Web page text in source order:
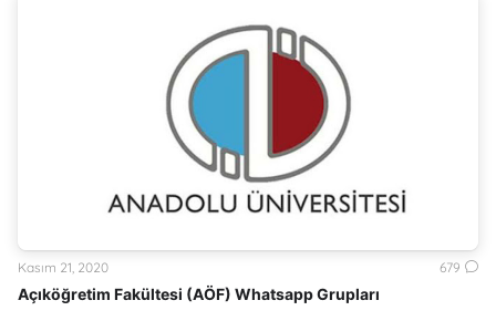
Açıköğretim Fakültesi (AÖF) Whatsapp Grupları
Kasım 21, 2020 679